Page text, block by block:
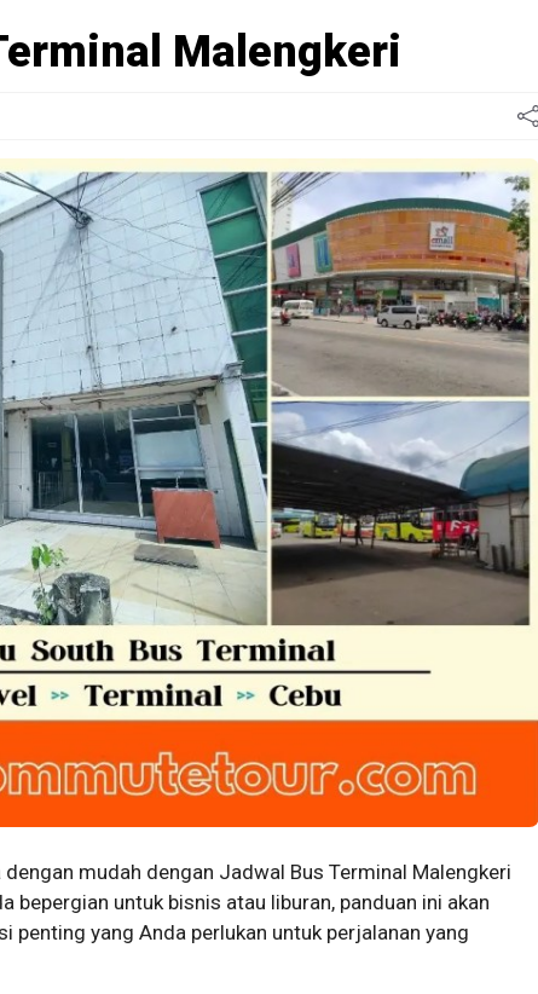
Malengkeri
dengan mudah dengan Jadwal Bus Terminal Malengkeri
bepergian untuk bisnis atau liburan, panduan ini akan
penting yang Anda perlukan untuk perjalanan yang